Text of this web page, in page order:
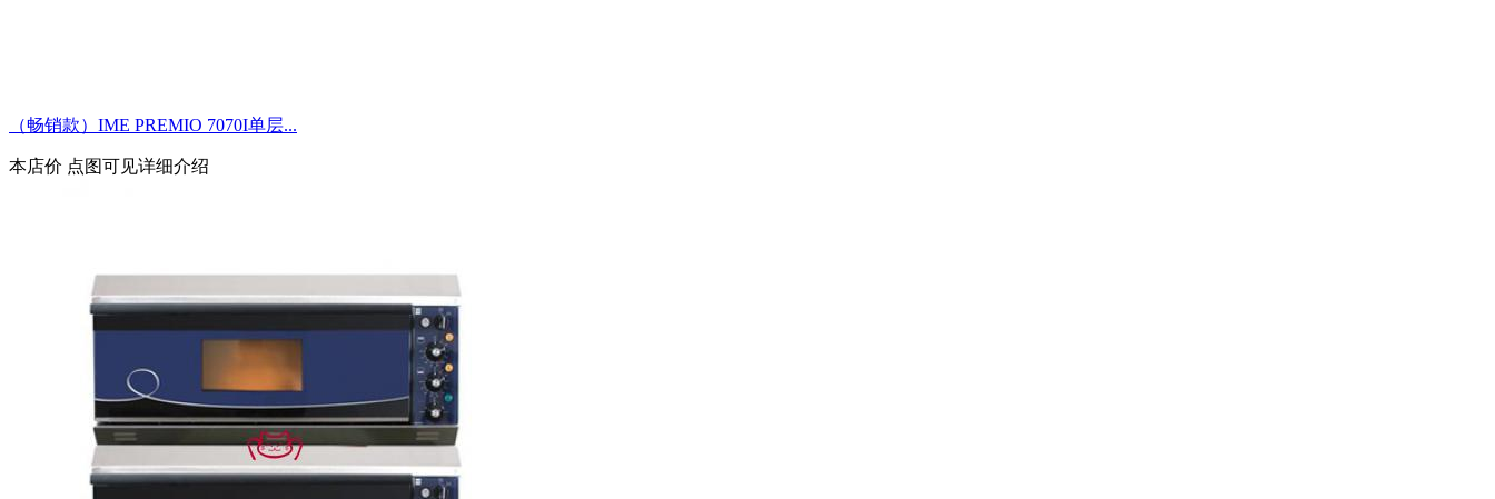
（畅销款）IME PREMIO 7070I单层...
本店价 点图可见详细介绍